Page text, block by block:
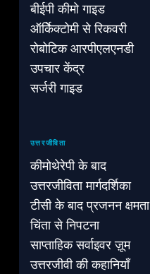
बीईपी कीमो गाइड
ऑर्किेक्टोमी से रिकवरी
रोबोटिक आरपीएलएनडी
उपचार केंद्र
सर्जरी गाइड
उत्तरजीविता
कीमोथेरेपी के बाद
उत्तरजीविता मार्गदर्शिका
टीसी के बाद प्रजनन क्षमता
चिंता से निपटना
साप्ताहिक सर्वाइवर ज़ूम
उत्तरजीवी की कहानियाँ